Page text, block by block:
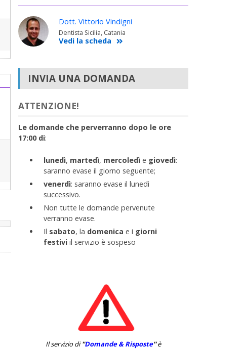
Dott. Vittorio Vindigni
Dentista Sicilia, Catania
Vedi la scheda
INVIA UNA DOMANDA
ATTENZIONE!
Le domande che perverranno dopo le ore
17:00 di:
lunedì, martedì, mercoledì e giovedì:
saranno evase il giorno seguente;
venerdì: saranno evase il lunedì
successivo.
Non tutte le domande pervenute
verranno evase.
Il sabato, la domenica e i giorni
festiviil servizio è sospeso
Il servizio di''Domande & Risposte''è